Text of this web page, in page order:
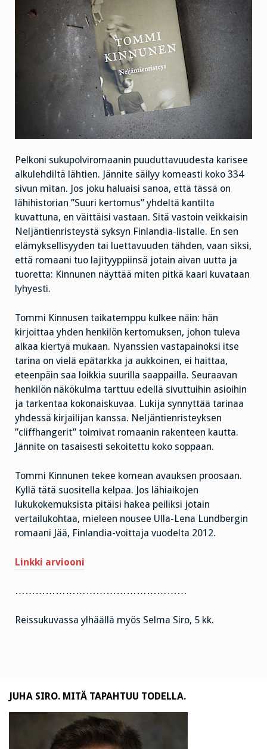
Pelkoni sukupolviromaanin puuduttavuudesta karisee
alkulehdiltä lähtien. Jännite säilyy komeasti koko 334
sivun mitan. Jos joku haluaisi sanoa, että tässä on
lähihistorian ”Suuri kertomus” yhdeltä kantilta
kuvattuna, en väittäisi vastaan. Sitä vastoin veikkaisin
Neljäntienristeystä syksyn Finlandia-listalle. En sen
elämyksellisyyden tai luettavuuden tähden, vaan siksi,
että romaani tuo lajityyppiinsä jotain aivan uutta ja
tuoretta: Kinnunen näyttää miten pitkä kaari kuvataan
lyhyesti.
Tommi Kinnusen taikatemppu kulkee näin: hän
kirjoittaa yhden henkilön kertomuksen, johon tuleva
alkaa kiertyä mukaan. Nyanssien vastapainoksi itse
tarina on vielä epätarkka ja aukkoinen, ei haittaa,
eteenpäin saa loikkia suurilla saappailla. Seuraavan
henkilön näkökulma tarttuu edellä sivuttuihin asioihin
ja tarkentaa kokonaiskuvaa. Lukija synnyttää tarinaa
yhdessä kirjailijan kanssa. Neljäntienristeyksen
”cliffhangerit” toimivat romaanin rakenteen kautta.
Jännite on tasaisesti sekoitettu koko soppaan.
Tommi Kinnunen tekee komean avauksen proosaan.
Kyllä tätä suositella kelpaa. Jos lähiaikojen
lukukokemuksista pitäisi hakea peiliksi jotain
vertailukohtaa, mieleen nousee Ulla-Lena Lundbergin
romaani Jää, Finlandia-voittaja vuodelta 2012.
Linkki arviooni
……………………………………………
Reissukuvassa ylhäällä myös Selma Siro, 5 kk.
JUHA SIRO. MITÄ TAPAHTUU TODELLA.